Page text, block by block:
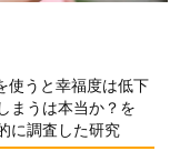
使うと幸福度は低下
まうは本当か？を
に調査した研究